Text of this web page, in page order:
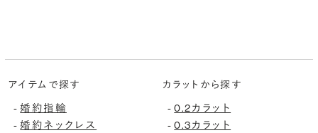
アイテムで探す
-婚約指輪
-婚約ネックレス
カラットから探す
-0.2カラット
-0.3カラット